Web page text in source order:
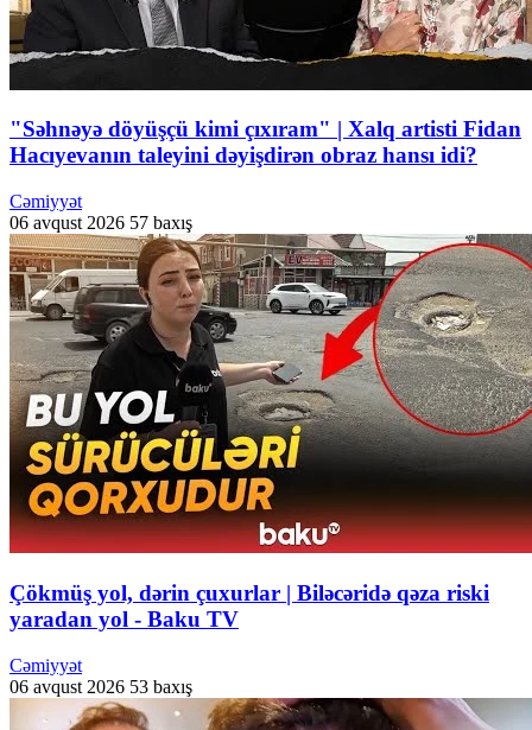
"Səhnəyə döyüşçü kimi çıxıram" | Xalq artisti Fidan
Hacıyevanın taleyini dəyişdirən obraz hansı idi?
Cəmiyyət
06 avqust 2026 57 baxış
Çökmüş yol, dərin çuxurlar | Biləcəridə qəza riski
yaradan yol - Baku TV
Cəmiyyət
06 avqust 2026 53 baxış